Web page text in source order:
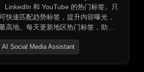
LinkedIn 和 YouTube 的热门标签。只
快速匹配趋势标签，提升内容曝光，
高地。每天更新地区热门标签，助您
AI Social Media Assistant